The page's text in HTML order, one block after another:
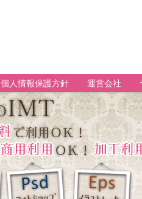
個人情報保護方針 運営会社